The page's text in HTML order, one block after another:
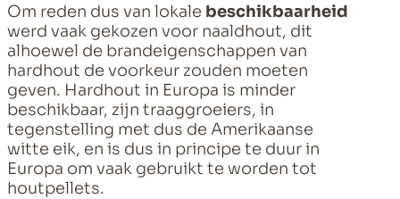
Om reden dus van lokale beschikbaarheid
werd vaak gekozen voor naaldhout, dit
alhoewel de brandeigenschappen van
hardhout de voorkeur zouden moeten
geven. Hardhout in Europa is minder
beschikbaar, zijn traaggroeiers, in
tegenstelling met dus de Amerikaanse
witte eik, en is dus in principe te duur in
Europa om vaak gebruikt te worden tot
houtpellets.